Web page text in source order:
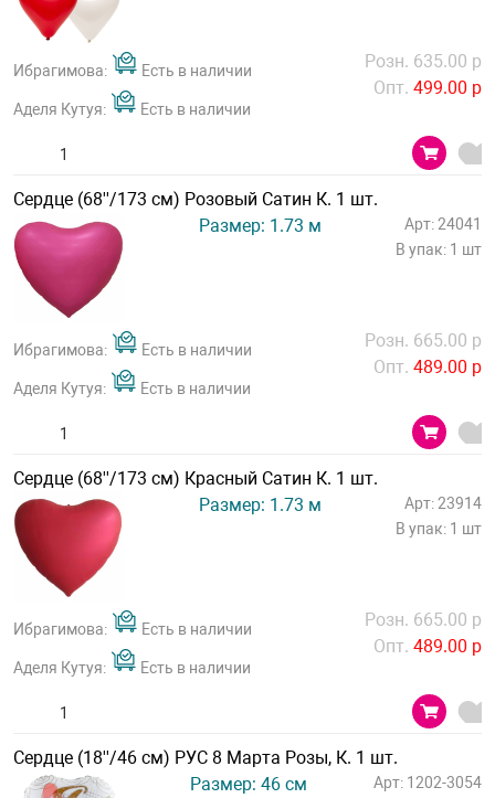
Ибрагимова: Есть в наличии
Аделя Кутуя: Есть в наличии
Розн. 635.00 р
Опт. 499.00 р
Сердце (68''/173 см) Розовый Сатин К. 1 шт.
Размер: 1.73 м
Арт: 24041
В упак: 1 шт
Ибрагимова: Есть в наличии
Аделя Кутуя: Есть в наличии
Розн. 665.00 р
Опт. 489.00 р
Сердце (68''/173 см) Красный Сатин К. 1 шт.
Размер: 1.73 м
Арт: 23914
В упак: 1 шт
Ибрагимова: Есть в наличии
Аделя Кутуя: Есть в наличии
Розн. 665.00 р
Опт. 489.00 р
Сердце (18''/46 см) РУС 8 Марта Розы, К. 1 шт.
Размер: 46 см
Арт: 1202-3054